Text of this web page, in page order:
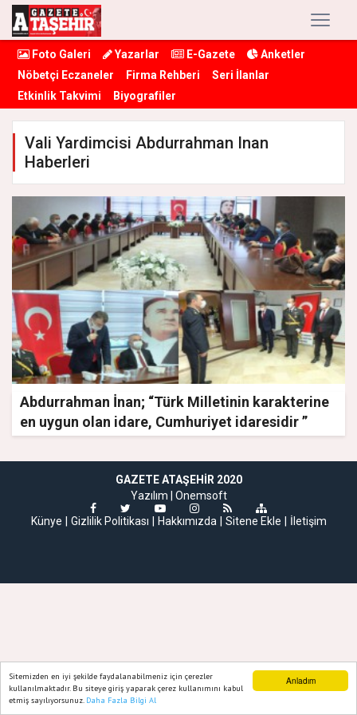
Anladım
Sitemizden en iyi şekilde faydalanabilmeniz için çerezler
kullanılmaktadır. Bu siteye giriş yaparak çerez kullanımını kabul
etmiş sayılıyorsunuz. Daha Fazla Bilgi Al
Foto Galeri Yazarlar E-Gazete
Anketler
Nöbetçi Eczaneler
Firma Rehberi
Seri İlanlar
Etkinlik Takvimi
Biyografiler
Vali Yardimcisi Abdurrahman Inan
Haberleri
Abdurrahman İnan; “Türk Milletinin karakterine
en uygun olan idare, Cumhuriyet idaresidir ”
GAZETE ATAŞEHIR 2020
Yazılım | Onemsoft
Künye
Gizlilik Politikası Hakkımızda Sitene Ekle İletişim
Ana Sayfa Web TV